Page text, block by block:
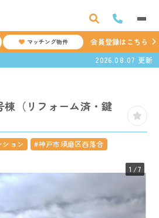
マッチング物件
会員登録はこちら
2026.08.07 更新
（リフォーム済・鍵
ョン #神戸市須磨区西落合
1 /7